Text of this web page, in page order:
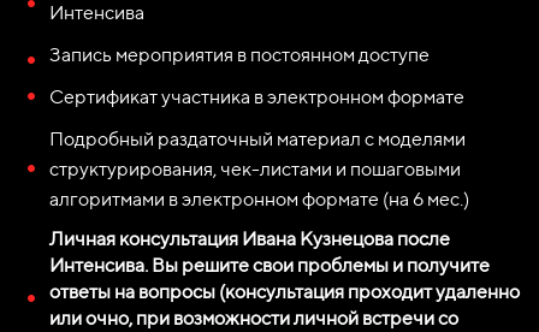
Интенсива
Запись мероприятия в постоянном доступе
Сертификат участника в электронном формате
Подробный раздаточный материал с моделями
структурирования, чек-листами и пошаговыми
алгоритмами в электронном формате (на 6 мес.)
Личная консультация Ивана Кузнецова после
Интенсива. Вы решите свои проблемы и получите
ответы на вопросы (консультация проходит удаленно
или очно, при возможности личной встречи со